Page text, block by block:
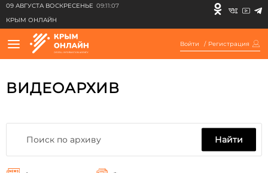
09 АВГУСТА ВОСКРЕСЕНЬЕ 09:11:07
КРЫМ ОНЛАЙН
Войти / Регистрация
ВИДЕОАРХИВ
Найти